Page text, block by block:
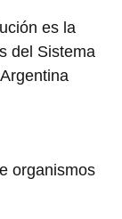
es la
del Sistema
organismos